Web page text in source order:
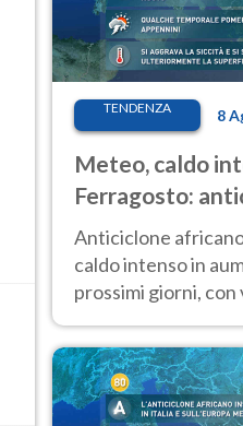
TENDENZA 8
Meteo, caldo
Ferragosto:
africano ancora
protagonista
Anticiclone
caldo intenso in
prossimi giorni,
d’Italia